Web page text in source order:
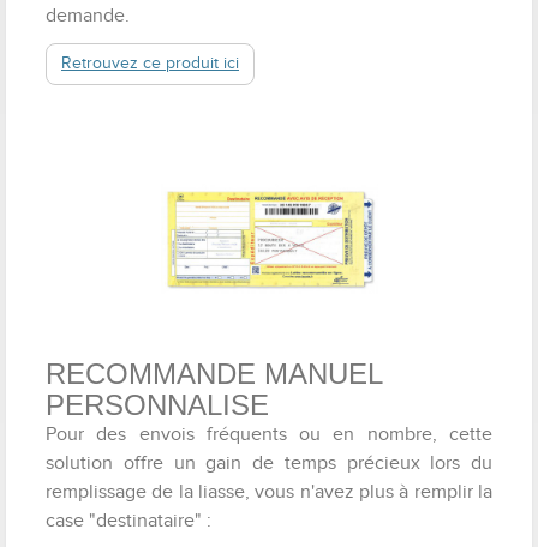
demande.
Retrouvez ce produit ici
RECOMMANDE MANUEL
PERSONNALISE
Pour des envois fréquents ou en nombre, cette
solution offre un gain de temps précieux lors du
remplissage de la liasse, vous n'avez plus à remplir la
case "destinataire" :